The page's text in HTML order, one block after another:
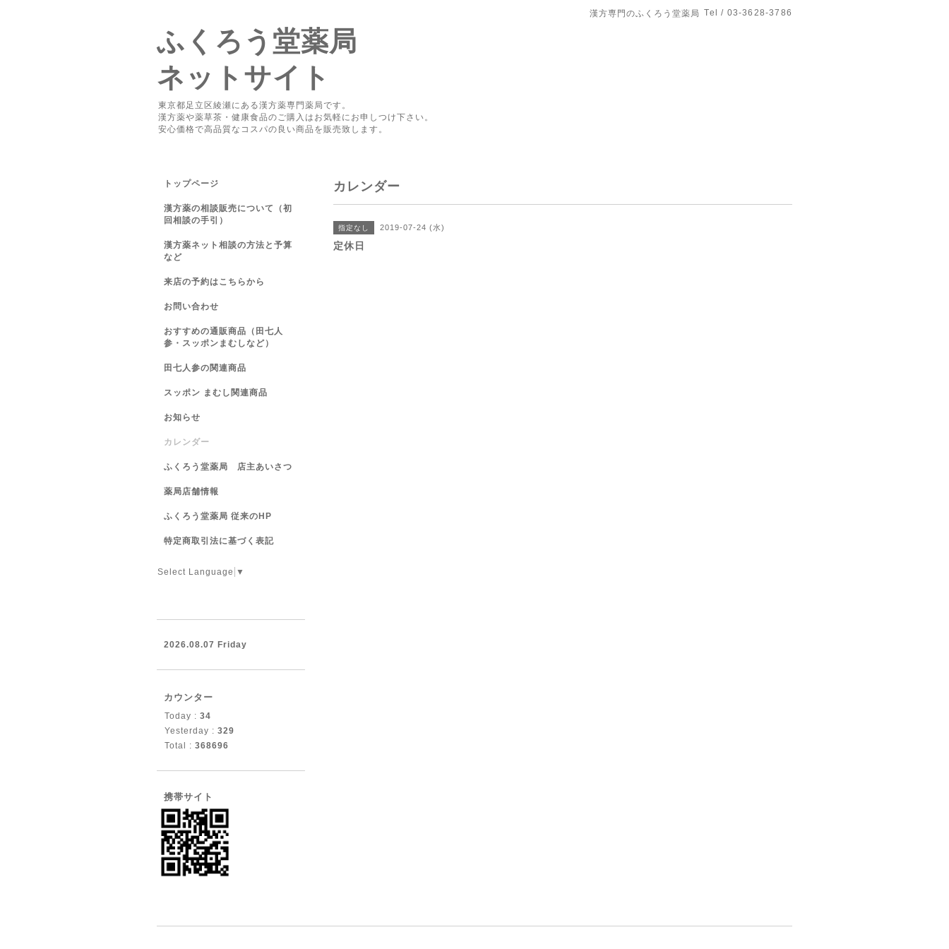
漢方専門のふくろう堂薬局 Tel / 03-3628-3786
ふくろう堂薬局
ネットサイト
東京都足立区綾瀬にある漢方薬専門薬局です。
漢方薬や薬草茶・健康食品のご購入はお気軽にお申しつけ下さい。
安心価格で高品質なコスパの良い商品を販売致します。
カレンダー
指定なし 2019-07-24 (水)
定休日
トップページ
漢方薬の相談販売について（初
回相談の手引）
漢方薬ネット相談の方法と予算
など
来店の予約はこちらから
お問い合わせ
おすすめの通販商品（田七人
参・スッポンまむしなど）
田七人参の関連商品
スッポン まむし関連商品
お知らせ
カレンダー
ふくろう堂薬局 店主あいさつ
薬局店舗情報
ふくろう堂薬局 従来のHP
特定商取引法に基づく表記
Select Language ▼
2026.08.07 Friday
カウンター
Today : 34
Yesterday : 329
Total : 368696
携帯サイト